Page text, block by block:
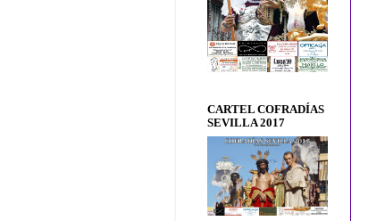
CARTEL COFRADÍAS
SEVILLA 2017